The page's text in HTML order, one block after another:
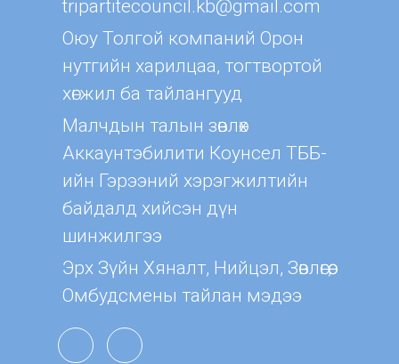
tripartitecouncil.kb@gmail.com
Оюу Толгой компаний Орон
нутгийн харилцаа, тогтвортой
хөгжил ба тайлангууд
Малчдын талын зөвлөх
Aккаунтэбилити Коунсел ТББ-
ийн Гэрээний хэрэгжилтийн
байдалд хийсэн дүн
шинжилгээ
Эрх Зүйн Хяналт, Нийцэл, Зөвлөгөө,
Омбудсмены тайлан мэдээ